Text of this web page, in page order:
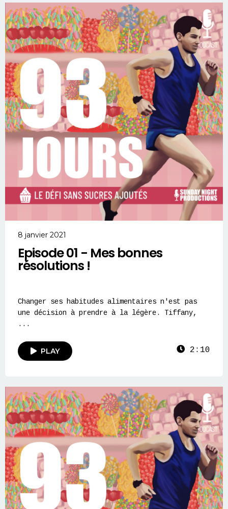
8 janvier 2021
Episode 01 - Mes bonnes
résolutions !
Changer ses habitudes alimentaires n'est pas
une décision à prendre à la légère. Tiffany,
...
PLAY 2:10